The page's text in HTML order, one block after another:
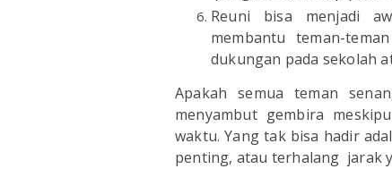
Reuni bisa menjadi
membantu teman-
dukungan pada sekolah
Apakah semua teman
menyambut gembira
waktu. Yang tak bisa hadir
penting, atau terhalang jarak